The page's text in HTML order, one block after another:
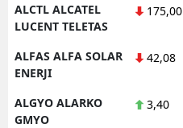
ALCTL ALCATEL
LUCENT TELETAS
175,00
ALFAS ALFA SOLAR
ENERJI
42,08
ALGYO ALARKO
GMYO
3,40